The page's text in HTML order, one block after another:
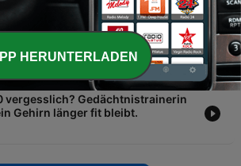
und trotzdem sorgenfrei
über Geld, Freiheit und
vergesslich? Gedächtnistrainerin
Gehirn länger fit bleibt.
HERUNTERLADEN